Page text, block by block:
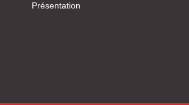
Présentation